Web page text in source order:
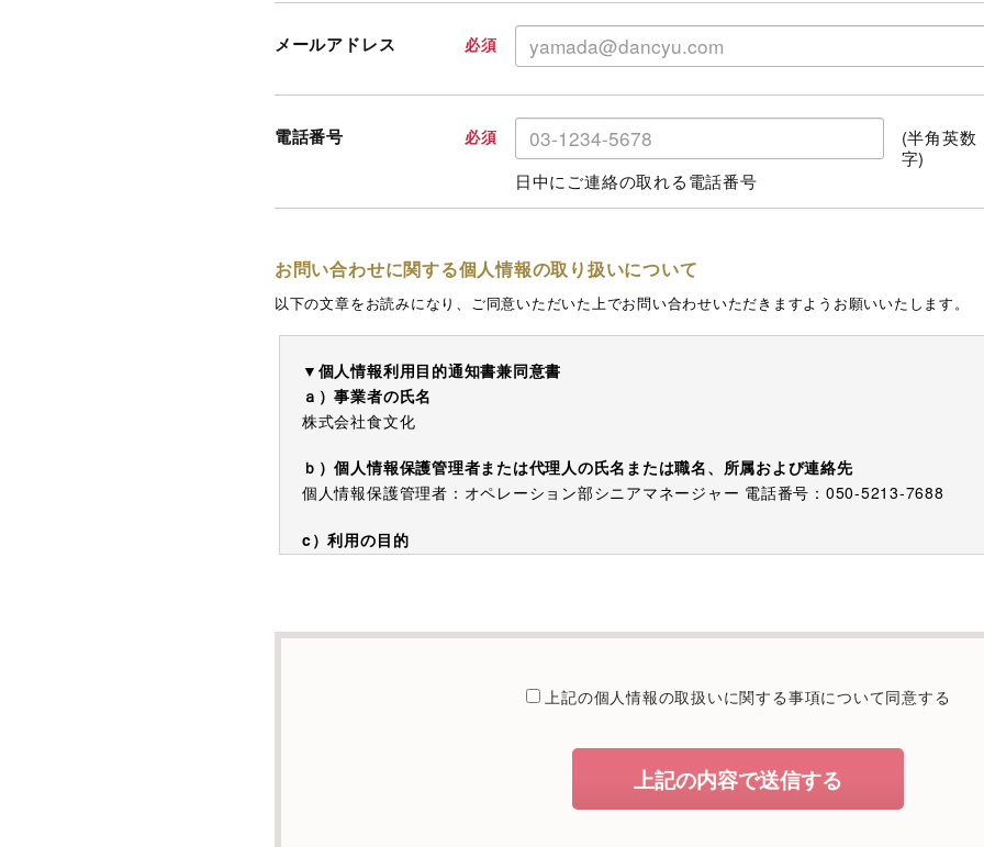
メールアドレス 必須
電話番号 必須
日中にご連絡の取れる電話番号
(半角英数
字)
お問い合わせに関する個人情報の取り扱いについて
以下の文章をお読みになり、ご同意いただいた上でお問い合わせいただきますようお願いいたします。
▼個人情報利用目的通知書兼同意書
ａ）事業者の氏名
株式会社食文化
ｂ）個人情報保護管理者または代理人の氏名または職名、所属および連絡先
個人情報保護管理者：オペレーション部シニアマネージャー 電話番号：050-5213-7688
c）利用の目的
d）個人情報を第三者に提供することが予定される場合の事項
e）個人情報の取扱いの委託を行うことが予定される場合
f）開示対象個人情報の開示等および問合せ窓口について
上記の個人情報の取扱いに関する事項について同意する
上記の内容で送信する